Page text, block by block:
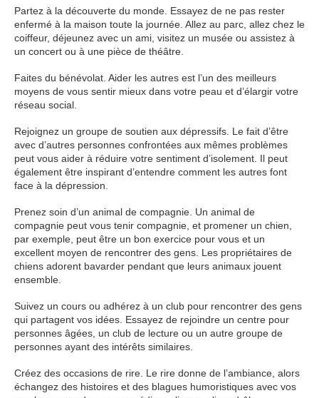
Partez à la découverte du monde. Essayez de ne pas rester
enfermé à la maison toute la journée. Allez au parc, allez chez le
coiffeur, déjeunez avec un ami, visitez un musée ou assistez à
un concert ou à une pièce de théâtre.
Faites du bénévolat. Aider les autres est l’un des meilleurs
moyens de vous sentir mieux dans votre peau et d’élargir votre
réseau social.
Rejoignez un groupe de soutien aux dépressifs. Le fait d’être
avec d’autres personnes confrontées aux mêmes problèmes
peut vous aider à réduire votre sentiment d’isolement. Il peut
également être inspirant d’entendre comment les autres font
face à la dépression.
Prenez soin d’un animal de compagnie. Un animal de
compagnie peut vous tenir compagnie, et promener un chien,
par exemple, peut être un bon exercice pour vous et un
excellent moyen de rencontrer des gens. Les propriétaires de
chiens adorent bavarder pendant que leurs animaux jouent
ensemble.
Suivez un cours ou adhérez à un club pour rencontrer des gens
qui partagent vos idées. Essayez de rejoindre un centre pour
personnes âgées, un club de lecture ou un autre groupe de
personnes ayant des intérêts similaires.
Créez des occasions de rire. Le rire donne de l’ambiance, alors
échangez des histoires et des blagues humoristiques avec vos